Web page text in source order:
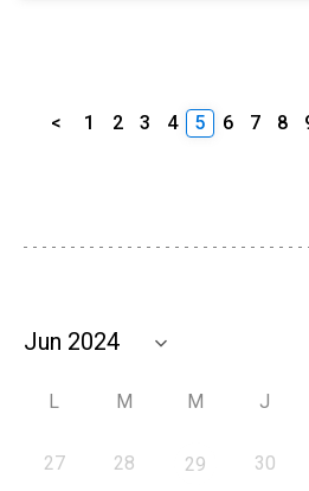
< 1 2 3 4 5 6 7 8
L M M J
27 28 29 30